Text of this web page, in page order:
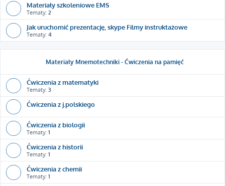
Materiały szkoleniowe EMS
Tematy: 2
Jak uruchomić prezentację, skype Filmy instruktażowe
Tematy: 4
Materiały Mnemotechniki - Ćwiczenia na pamięć
Ćwiczenia z matematyki
Tematy: 3
Ćwiczenia z j.polskiego
Ćwiczenia z biologii
Tematy: 1
Ćwiczenia z historii
Tematy: 1
Ćwiczenia z chemii
Tematy: 1